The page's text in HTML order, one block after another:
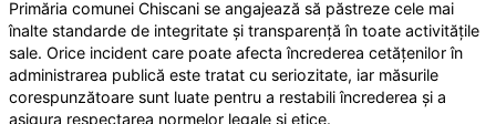
Primăria comunei Chiscani se angajează să păstreze cele mai
înalte standarde de integritate și transparență în toate activitățile
sale. Orice incident care poate afecta încrederea cetățenilor în
administrarea publică este tratat cu seriozitate, iar măsurile
corespunzătoare sunt luate pentru a restabili încrederea și a
asigura respectarea normelor legale și etice.